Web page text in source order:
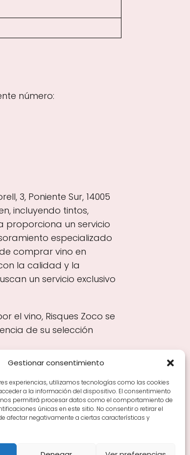
Gestionar consentimiento
experiencias, utilizamos tecnologías como las cookies
a la información del dispositivo. El consentimiento
permitirá procesar datos como el comportamiento de
únicas en este sitio. No consentir o retirar el
afectar negativamente a ciertas características y
número:
3, Poniente Sur, 14005
incluyendo tintos,
proporciona un servicio
especializado
comprar vino en
la calidad y la
un servicio exclusivo
el vino, Risques Zoco se
de su selección
de vino por ciudades
Tipos de Rioja y
Vino Rioja para empezar
Zonas de Rioja y